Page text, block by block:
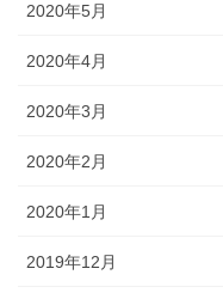
2020年5月
2020年4月
2020年3月
2020年2月
2020年1月
2019年12月